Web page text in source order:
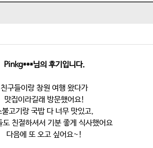
Pinkg***님의 후기입니다.
친구들이랑 창원 여행 왔다가
맛집이라길래 방문했어요!
불고기랑 국밥 다 너무 맛있고,
도 친절하셔서 기분 좋게 식사했어요
다음에 또 오고 싶어요~!